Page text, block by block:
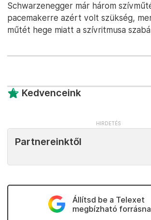
Schwarzenegger már három
pacemakerre azért volt szükség,
műtét hege miatt a szívritmusa
Kedvenceink
Partnereinktől
Állítsd be a Telexet
megbízható